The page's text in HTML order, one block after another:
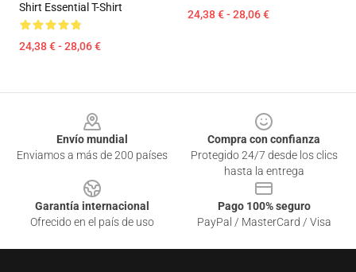
Shirt Essential T-Shirt
24,38 € - 28,06 €
24,38 € - 28,06 €
Envío mundial
Enviamos a más de 200 países
Compra con confianza
Protegido 24/7 desde los clics
hasta la entrega
Garantía internacional
Ofrecido en el país de uso
Pago 100% seguro
PayPal / MasterCard / Visa